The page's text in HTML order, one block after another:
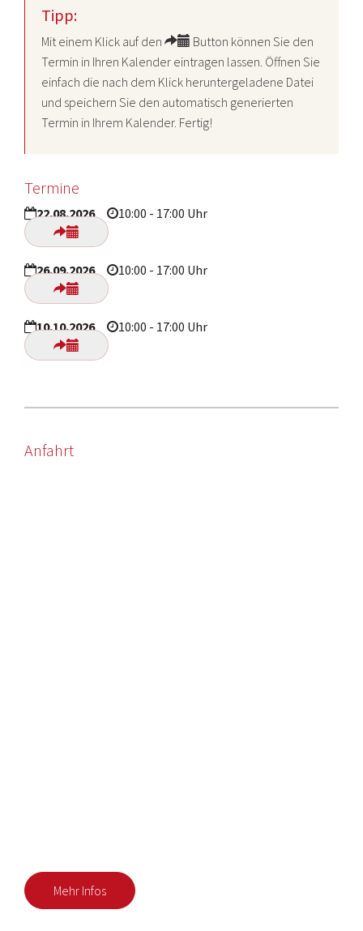
Tipp:
Mit einem Klick auf den
Button können Sie den
Termin in Ihren Kalender eintragen lassen. Öffnen Sie
einfach die nach dem Klick heruntergeladene Datei
und speichern Sie den automatisch generierten
Termin in Ihrem Kalender. Fertig!
Termine
22.08.2026 10:00 - 17:00 Uhr
26.09.2026 10:00 - 17:00 Uhr
10.10.2026 10:00 - 17:00 Uhr
Anfahrt
Mehr Infos